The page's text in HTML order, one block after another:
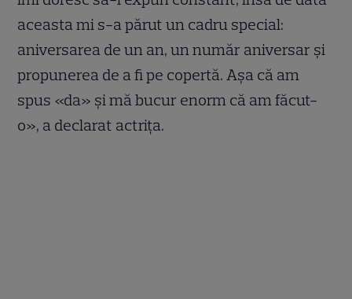
aceasta mi s-a părut un cadru special:
aniversarea de un an, un număr aniversar și
propunerea de a fi pe copertă. Așa că am
spus «da» și mă bucur enorm că am făcut-
o», a declarat actrița.